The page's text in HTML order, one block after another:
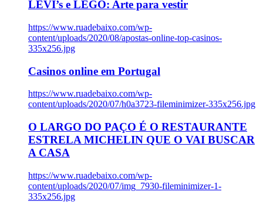
LEVI’s e LEGO: Arte para vestir
https://www.ruadebaixo.com/wp-
content/uploads/2020/08/apostas-online-top-casinos-
335x256.jpg
Casinos online em Portugal
https://www.ruadebaixo.com/wp-
content/uploads/2020/07/h0a3723-fileminimizer-335x256.jpg
O LARGO DO PAÇO É O RESTAURANTE
ESTRELA MICHELIN QUE O VAI BUSCAR
A CASA
https://www.ruadebaixo.com/wp-
content/uploads/2020/07/img_7930-fileminimizer-1-
335x256.jpg